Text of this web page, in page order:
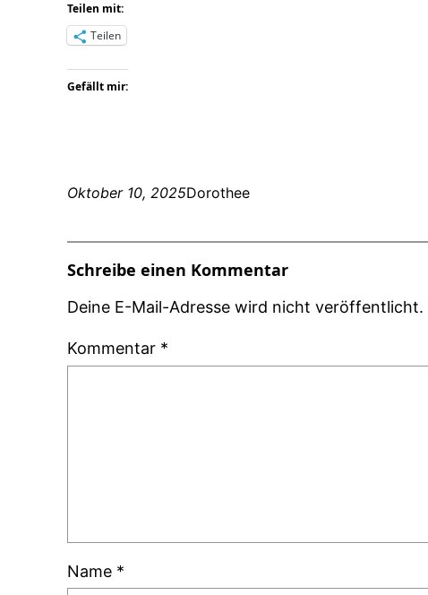
Teilen mit:
Teilen
Gefällt mir:
Oktober 10, 2025Dorothee
Schreibe einen Kommentar
Deine E-Mail-Adresse wird nicht veröffentlicht.
Kommentar *
Name *